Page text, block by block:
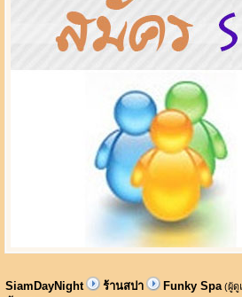
SiamDayNight ร้านสปา Funky Spa (ผู้ดู